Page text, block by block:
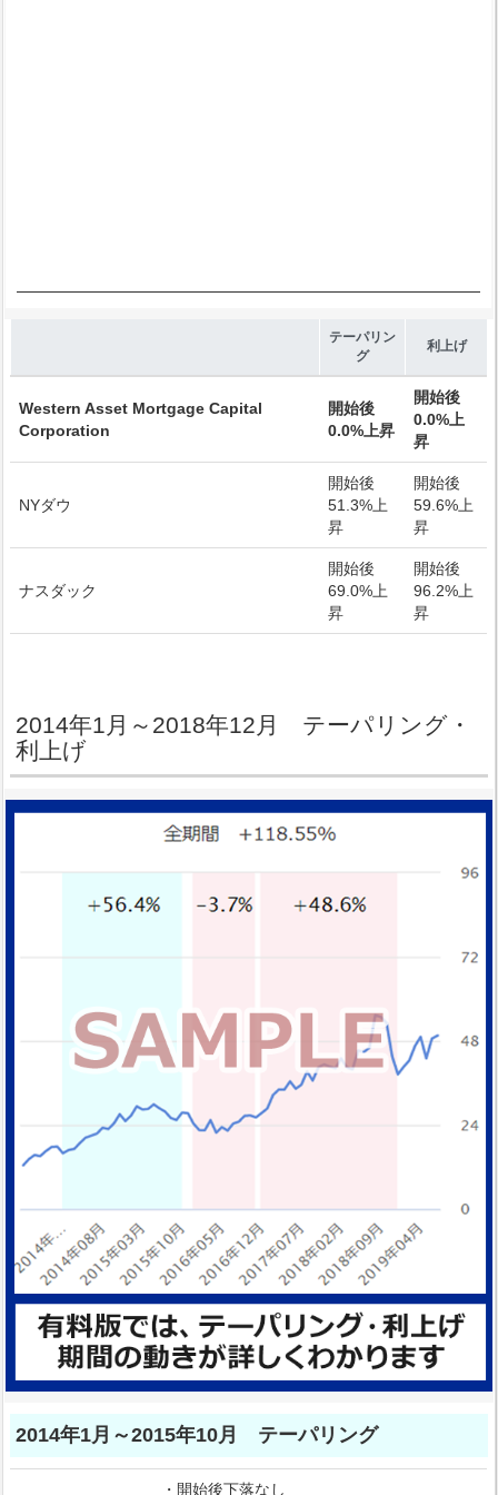
テーパリン
グ
利上げ
Western Asset Mortgage Capital
Corporation
開始後
0.0%上昇
開始後
0.0%上
昇
NYダウ
開始後
51.3%上
昇
開始後
59.6%上
昇
ナスダック
開始後
69.0%上
昇
開始後
96.2%上
昇
2014年1月～2018年12月 テーパリング・
利上げ
2014年1月～2015年10月 テーパリング
・開始後下落なし